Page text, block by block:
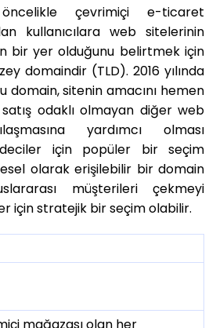
çevrimiçi e-ticaret
kullanıcılara web sitelerinin
bir yer olduğunu belirtmek için
domaindir (TLD). 2016 yılında
domain, sitenin amacını hemen
odaklı olmayan diğer web
yardımcı olması
için popüler bir seçim
olarak erişilebilir bir domain
müşterileri çekmeyi
için stratejik bir seçim olabilir.